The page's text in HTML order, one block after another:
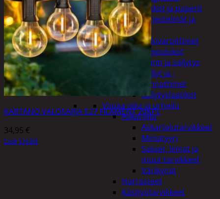
Vihkot ja paperit
Turvajärjestelmät ja
lukitus
Palovaroittimet
Riippulukot
Varastointi ja säilytys
Hyllyt ja -
kannattimet
Säilytyslaatikot
Vapaa-aika ja urheilu
Askartelu
Askartelutarvikkeet
Miniatyyri
Sakset, liimat ja
muut tarvikkeet
Värikynät
Harrasteet
Käsityötarvikkeet
KARTANO VALOSARJA E27 FILAMENT 20KPL
34,95 €
Lue Lisää